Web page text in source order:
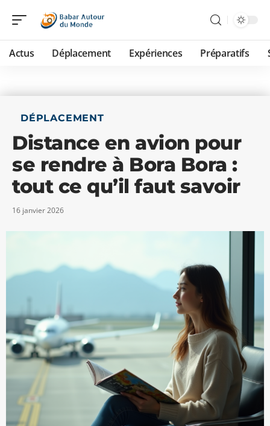
Actus Déplacement Expériences Préparatifs
DÉPLACEMENT
Distance en avion pour
se rendre à Bora Bora :
tout ce qu’il faut savoir
16 janvier 2026